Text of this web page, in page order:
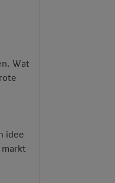
Wat
idee